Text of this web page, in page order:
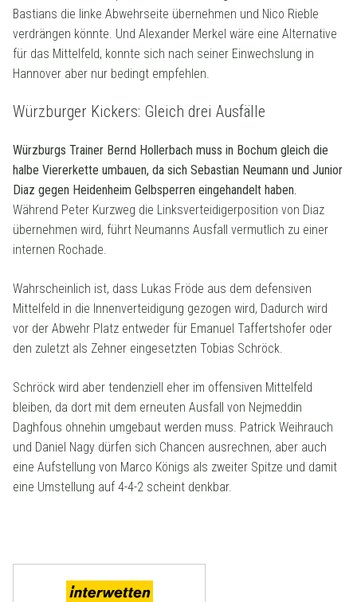
Bastians die linke Abwehrseite übernehmen und Nico Rieble
verdrängen könnte. Und Alexander Merkel wäre eine Alternative
für das Mittelfeld, konnte sich nach seiner Einwechslung in
Hannover aber nur bedingt empfehlen.
Würzburger Kickers: Gleich drei Ausfälle
Würzburgs Trainer Bernd Hollerbach muss in Bochum gleich die
halbe Viererkette umbauen, da sich Sebastian Neumann und Junior
Diaz gegen Heidenheim Gelbsperren eingehandelt haben.
Während Peter Kurzweg die Linksverteidigerposition von Diaz
übernehmen wird, führt Neumanns Ausfall vermutlich zu einer
internen Rochade.
Wahrscheinlich ist, dass Lukas Fröde aus dem defensiven
Mittelfeld in die Innenverteidigung gezogen wird, Dadurch wird
vor der Abwehr Platz entweder für Emanuel Taffertshofer oder
den zuletzt als Zehner eingesetzten Tobias Schröck.
Schröck wird aber tendenziell eher im offensiven Mittelfeld
bleiben, da dort mit dem erneuten Ausfall von Nejmeddin
Daghfous ohnehin umgebaut werden muss. Patrick Weihrauch
und Daniel Nagy dürfen sich Chancen ausrechnen, aber auch
eine Aufstellung von Marco Königs als zweiter Spitze und damit
eine Umstellung auf 4-4-2 scheint denkbar.